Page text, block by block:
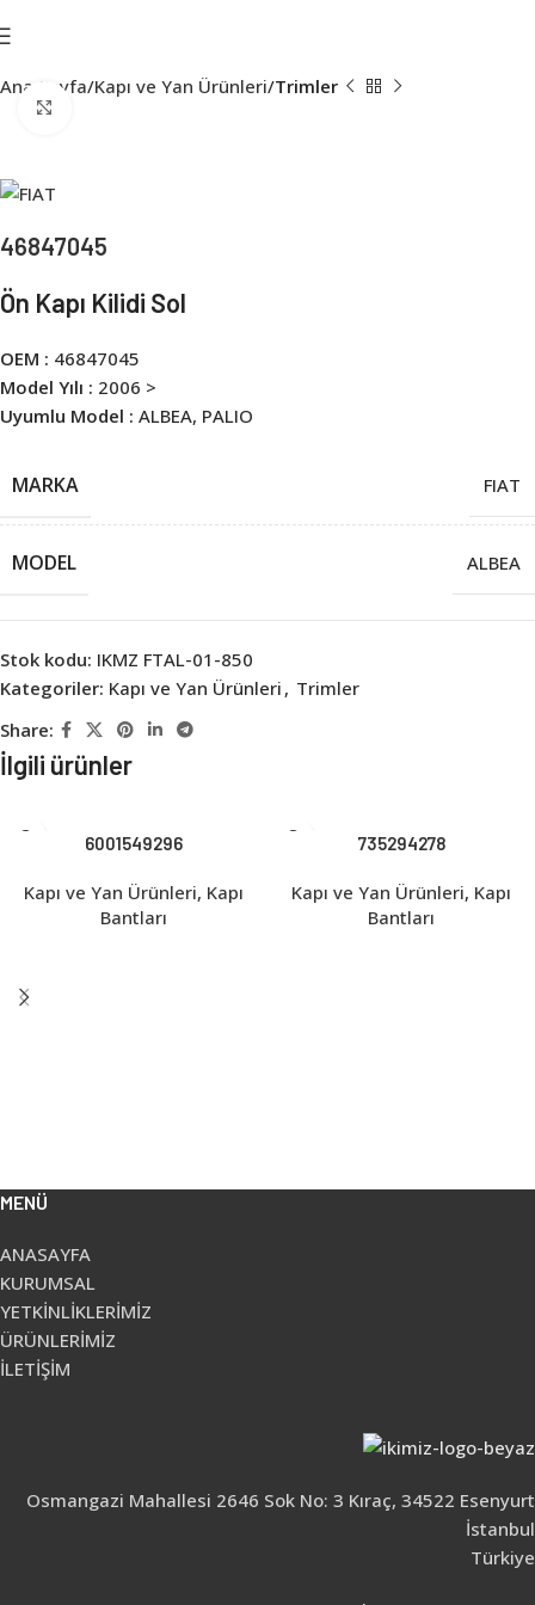
Ana Sayfa Kapı ve Yan Ürünleri Trimler
46847045
Ön Kapı Kilidi Sol
OEM : 46847045
Model Yılı : 2006 >
Uyumlu Model : ALBEA, PALIO
MARKA FIAT
MODEL ALBEA
Stok kodu: IKMZ FTAL-01-850
Kategoriler: Kapı ve Yan Ürünleri , Trimler
Share:
İlgili ürünler
6001549296
Kapı ve Yan Ürünleri, Kapı
Bantları
735294278
Kapı ve Yan Ürünleri, Kapı
Bantları
MENÜ
ANASAYFA
KURUMSAL
YETKİNLİKLERİMİZ
ÜRÜNLERİMİZ
İLETİŞİM
Osmangazi Mahallesi 2646 Sok No: 3 Kıraç, 34522 Esenyurt
İstanbul
Türkiye